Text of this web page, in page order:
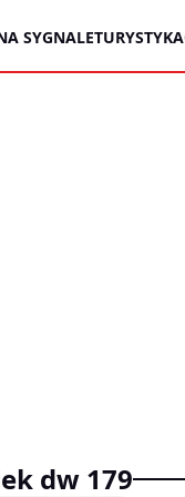
SYGNALETURYSTYKA
dw 179